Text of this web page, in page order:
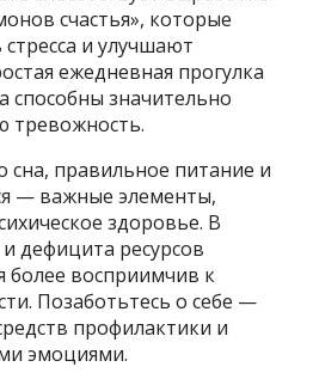
счастья», которые
и улучшают
ежедневная прогулка
способны значительно
тревожность.
сна, правильное питание и
— важные элементы,
здоровье. В
и дефицита ресурсов
более восприимчив к
Позаботьтесь о себе —
профилактики и
эмоциями.